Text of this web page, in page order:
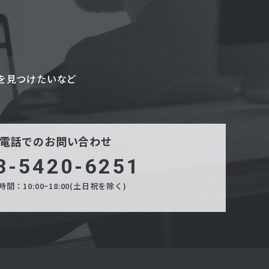
見つけたいなど
話でのお問い合わせ
5420-6251
間：10:00~18:00(土日祝を除く)